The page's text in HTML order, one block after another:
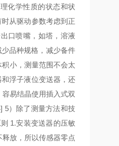
化学性质的状态和状
从驱动参数考虑到正
口喷嘴，如塔，溶液
品种规格，减少备件
小，测量范围不会太
浮子液位变送器，还
易结晶使用插入式双
5）除了测量方法和技
1.安装变送器的压敏
放，所以传感器零点